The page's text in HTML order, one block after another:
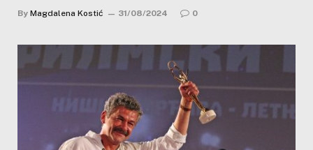
By Magdalena Kostić 31/08/2024 0